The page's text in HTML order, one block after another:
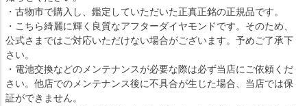
・古物市で購入し、鑑定していただいた正真正銘の正規品です。
・こちら綺麗に輝く良質なアフターダイヤモンドです。そのため、
公式さまではご対応いただけない場合がございます。予めご了承下
さい。
・電池交換などのメンテナンスが必要な際は必ず当店にご依頼くだ
さい。他店でのメンテナンス後に不具合が生じた場合、当店では保
証ができません。